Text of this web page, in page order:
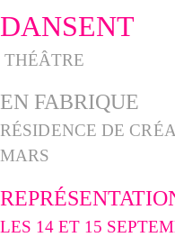
DANSENT
THÉÂTRE
EN FABRIQUE
RÉSIDENCE DE
MARS
LES 14 ET 15